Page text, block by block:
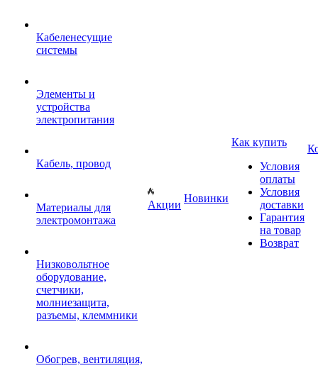
Кабеленесущие
системы
Элементы и
устройства
электропитания
Кабель, провод
Материалы для
электромонтажа
Низковольтное
оборудование,
счетчики,
молниезащита,
разъемы, клеммники
Обогрев, вентиляция,
Акции
Новинки
Как купить
Условия
оплаты
Условия
доставки
Гарантия
на товар
Возврат